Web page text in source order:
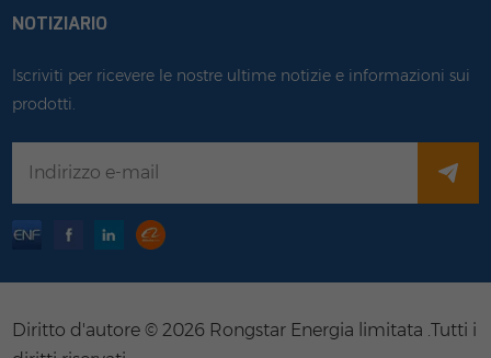
NOTIZIARIO
Iscriviti per ricevere le nostre ultime notizie e informazioni sui
prodotti.
Diritto d'autore © 2026 Rongstar Energia limitata .Tutti i